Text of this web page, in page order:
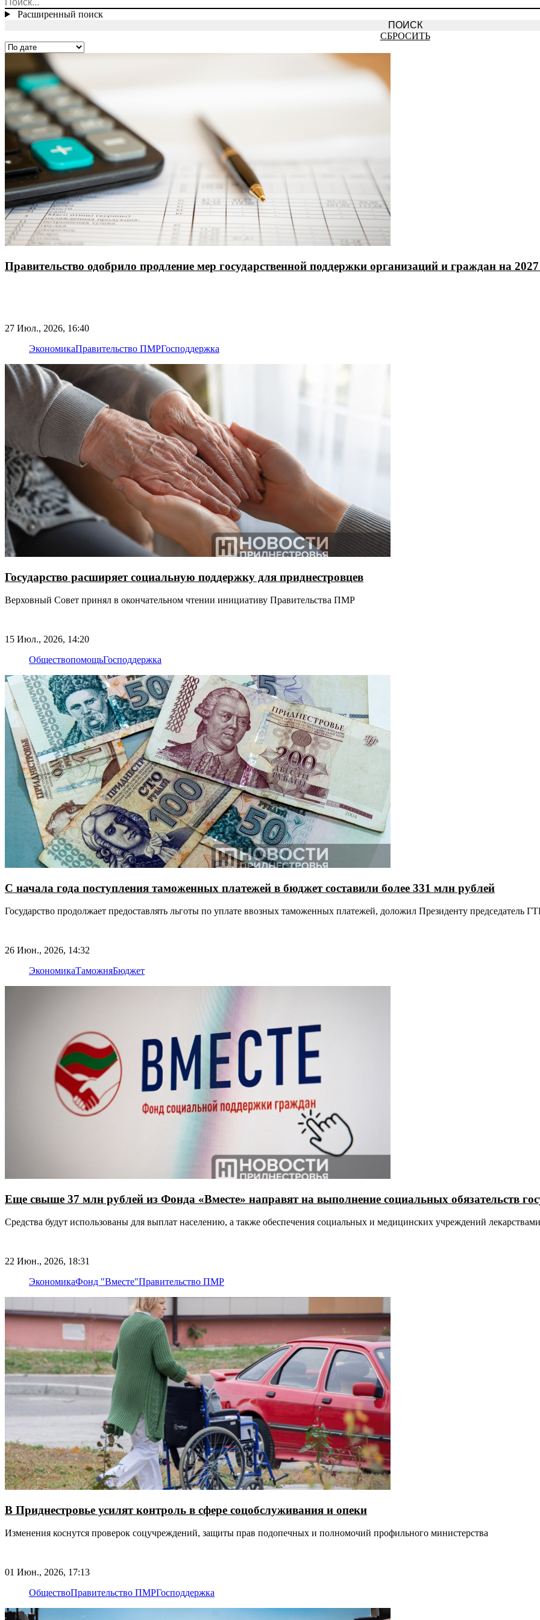
Расширенный поиск
СБРОСИТЬ
Правительство одобрило продление мер государственной поддержки организаций и граждан на 2027
27 Июл., 2026, 16:40
ЭкономикаПравительство ПМРГосподдержка
Государство расширяет социальную поддержку для приднестровцев
Верховный Совет принял в окончательном чтении инициативу Правительства ПМР
15 Июл., 2026, 14:20
ОбществопомощьГосподдержка
С начала года поступления таможенных платежей в бюджет составили более 331 млн рублей
Государство продолжает предоставлять льготы по уплате ввозных таможенных платежей, доложил Президенту председатель
26 Июн., 2026, 14:32
ЭкономикаТаможняБюджет
Еще свыше 37 млн рублей из Фонда «Вместе» направят на выполнение социальных обязательств
Средства будут использованы для выплат населению, а также обеспечения социальных и медицинских учреждений
22 Июн., 2026, 18:31
ЭкономикаФонд "Вместе"Правительство ПМР
В Приднестровье усилят контроль в сфере соцобслуживания и опеки
Изменения коснутся проверок соцучреждений, защиты прав подопечных и полномочий профильного министерства
01 Июн., 2026, 17:13
ОбществоПравительство ПМРГосподдержка